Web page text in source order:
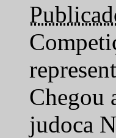
Chegou
judoca